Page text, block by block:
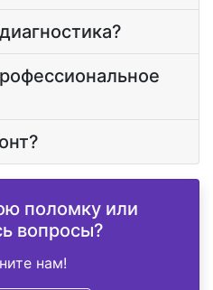
поломку или
вопросы?
нам!